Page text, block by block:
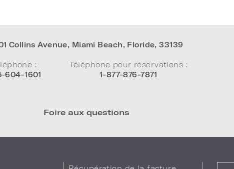
Collins Avenue, Miami Beach, Floride,33139
:
604-1601
Téléphone pour réservations :
1-877-876-7871
Foire aux questions